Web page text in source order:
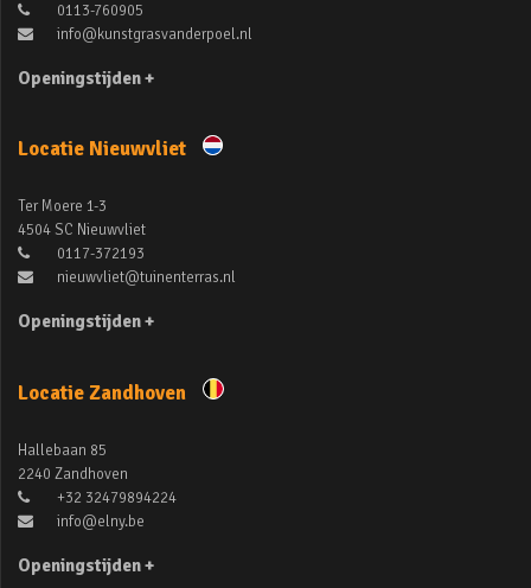
0113-760905
info@kunstgrasvanderpoel.nl
Openingstijden +
Locatie Nieuwvliet
Ter Moere 1-3
4504 SC Nieuwvliet
0117-372193
nieuwvliet@tuinenterras.nl
Openingstijden +
Locatie Zandhoven
Hallebaan 85
2240 Zandhoven
+32 32479894224
info@elny.be
Openingstijden +